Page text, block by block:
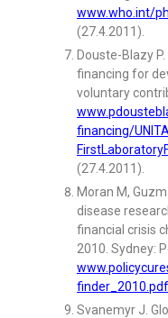
www.who.int/
(27.4.2011).
Douste-Blazy
financing for
voluntary
financing/
(27.4.2011).
Moran M,
disease
financial crisis
2010. Sydney:
finder_2010.pdf
Svanemyr J.